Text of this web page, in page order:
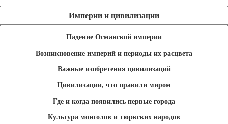
Империи и цивилизации
Падение Османской империи
Возникновение империй и периоды их расцвета
Важные изобретения цивилизаций
Цивилизации, что правили миром
Где и когда появились первые города
Культура монголов и тюркских народов